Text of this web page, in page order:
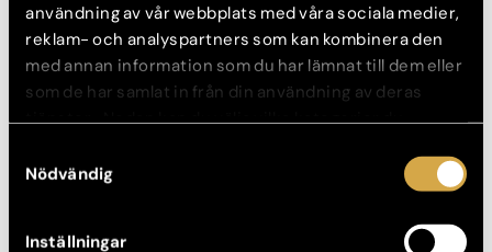
användning av vår webbplats med våra sociala medier,
reklam- och analyspartners som kan kombinera den
med annan information som du har lämnat till dem eller
som de har samlat in från din användning av deras
tjänster. Nedan kan du välja vilka kategorier du
mer information om hur varje kategori används.
Nödvändig
Inställningar
Konsultation: 600 kr
Behandling från: 33 000 kr
Delbetala räntefritt med Svea Bank